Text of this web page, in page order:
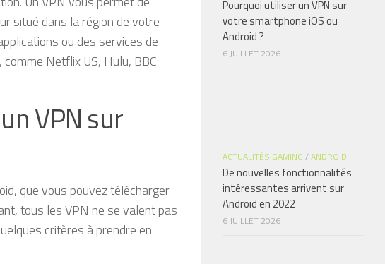
situé dans la région de votre
ou des services de
Netflix US, Hulu, BBC
VPN sur
que vous pouvez télécharger
tous les VPN ne se valent pas
critères à prendre en
Pourquoi utiliser un VPN sur
votre smartphone iOS ou
Android ?
6 JUILLET 2026
ACTUALITÉS GAMING /ANDROID
De nouvelles fonctionnalités
intéressantes arrivent sur
Android en 2022
6 JUILLET 2026